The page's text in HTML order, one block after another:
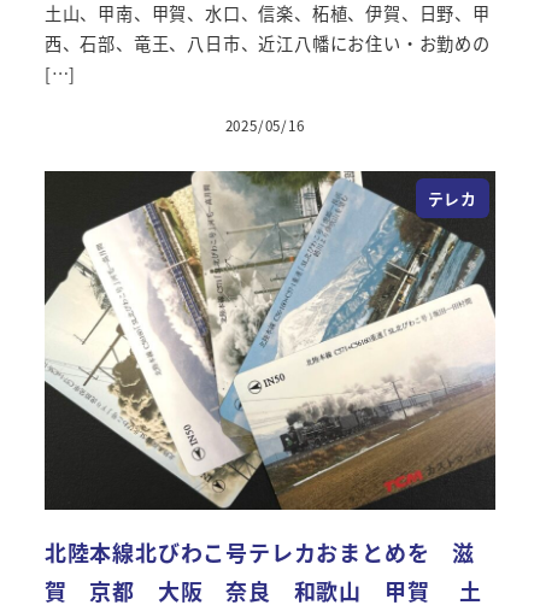
土山、甲南、甲賀、水口、信楽、柘植、伊賀、日野、甲
西、石部、竜王、八日市、近江八幡にお住い・お勤めの
[…]
投稿日
2025/05/16
テレカ
北陸本線北びわこ号テレカおまとめを 滋
賀 京都 大阪 奈良 和歌山 甲賀 土